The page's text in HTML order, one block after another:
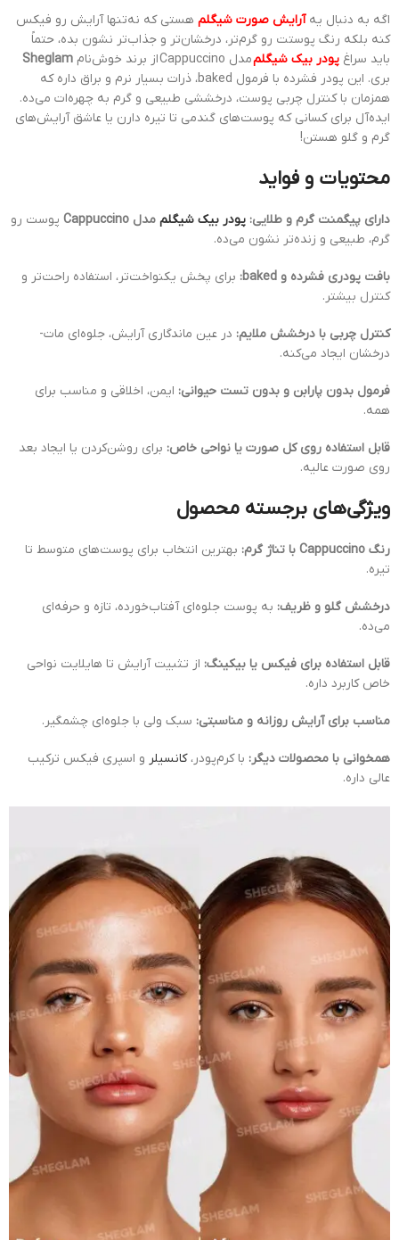
اگه به دنبال یهآرایش صورت شیگلم هستی که نه‌تنها آرایش رو فیکس
کنه بلکه رنگ پوستت رو گرم‌تر، درخشان‌تر و جذاب‌تر نشون بده، حتماً
باید سراغ پودر بیک شیگلممدل Cappuccino از برند خوش‌نام
Sheglam
بری. این پودر فشرده با فرمول baked، ذرات بسیار نرم و براق داره که
همزمان با کنترل چربی پوست، درخششی طبیعی و گرم به چهره‌ات می‌ده.
ایده‌آل برای کسانی که پوست‌های گندمی تا تیره دارن یا عاشق آرایش‌های
گرم و گلو هستن!
محتویات و فواید
دارای پیگمنت گرم و طلایی: پودر بیک شیگلم مدل Cappuccino
پوست رو
گرم، طبیعی و زنده‌تر نشون می‌ده.
بافت پودری فشرده و baked:
برای پخش یکنواخت‌تر، استفاده راحت‌تر و
کنترل بیشتر.
کنترل چربی با درخشش ملایم: در عین ماندگاری آرایش، جلوه‌ای مات-
درخشان ایجاد می‌کنه.
فرمول بدون پارابن و بدون تست حیوانی: ایمن، اخلاقی و مناسب برای
همه.
قابل استفاده روی کل صورت یا نواحی خاص: برای روشن‌کردن یا ایجاد بعد
روی صورت عالیه.
ویژگی‌های برجسته محصول
رنگ Cappuccino با تناژ گرم:
بهترین انتخاب برای پوست‌های متوسط تا
تیره.
درخشش گلو و ظریف: به پوست جلوه‌ای آفتاب‌خورده، تازه و حرفه‌ای
می‌ده.
قابل استفاده برای فیکس یا بیکینگ: از تثبیت آرایش تا هایلایت نواحی
خاص کاربرد داره.
مناسب برای آرایش روزانه و مناسبتی: سبک ولی با جلوه‌ای چشمگیر.
همخوانی با محصولات دیگر: با کرم‌پودر،کانسیلر و اسپری فیکس ترکیب
عالی داره.